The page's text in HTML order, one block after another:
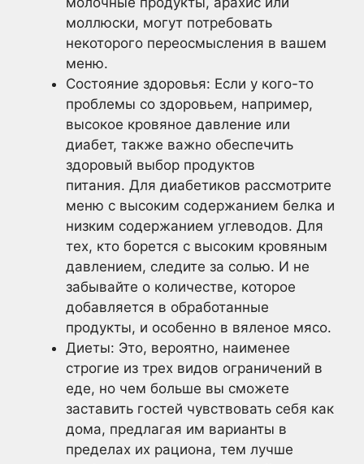
моллюски, могут потребовать
некоторого переосмысления в вашем
меню.
Состояние здоровья: Если у кого-то
проблемы со здоровьем, например,
высокое кровяное давление или
диабет, также важно обеспечить
здоровый выбор продуктов
питания. Для диабетиков рассмотрите
меню с высоким содержанием белка и
низким содержанием углеводов. Для
тех, кто борется с высоким кровяным
давлением, следите за солью. И не
забывайте о количестве, которое
добавляется в обработанные
продукты, и особенно в вяленое мясо.
Диеты: Это, вероятно, наименее
строгие из трех видов ограничений в
еде, но чем больше вы сможете
заставить гостей чувствовать себя как
дома, предлагая им варианты в
пределах их рациона, тем лучше